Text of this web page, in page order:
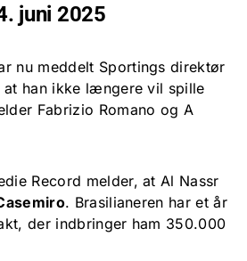
juni 2025
nu meddelt Sportings direktør
at han ikke længere vil spille
Fabrizio Romano og A
Record melder, at Al Nassr
. Brasilianeren har et år
der indbringer ham 350.000